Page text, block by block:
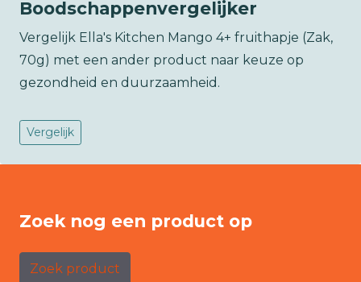
Boodschappenvergelijker
Vergelijk Ella's Kitchen Mango 4+ fruithapje (Zak,
70g) met een ander product naar keuze op
gezondheid en duurzaamheid.
Vergelijk
Zoek nog een product op
Zoek product